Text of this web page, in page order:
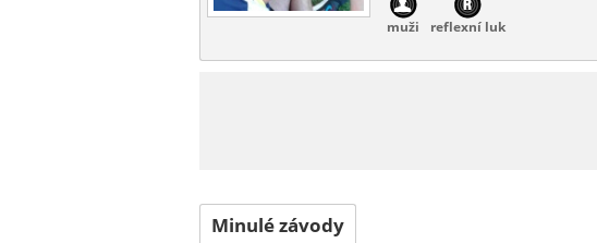
muži reflexní luk
Minulé závody